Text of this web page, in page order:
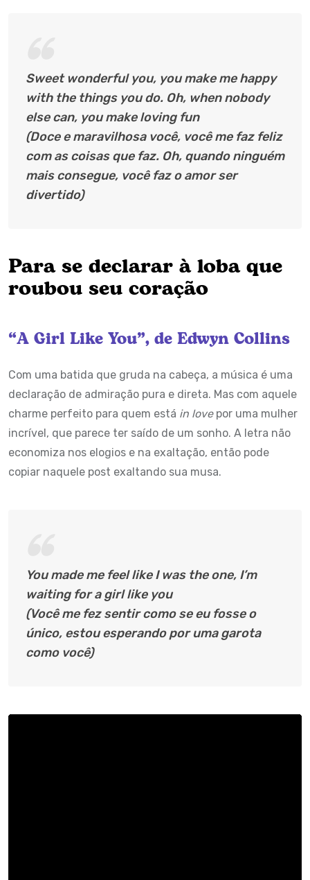
Sweet wonderful you, you make me happy
with the things you do. Oh, when nobody
else can, you make loving fun
(Doce e maravilhosa você, você me faz feliz
com as coisas que faz. Oh, quando ninguém
mais consegue, você faz o amor ser
divertido)
Para se declarar à loba que
roubou seu coração
“A Girl Like You”, de Edwyn Collins
Com uma batida que gruda na cabeça, a música é uma
declaração de admiração pura e direta. Mas com aquele
charme perfeito para quem está in lovepor uma mulher
incrível, que parece ter saído de um sonho. A letra não
economiza nos elogios e na exaltação, então pode
copiar naquele post exaltando sua musa.
You made me feel like I was the one, I’m
waiting for a girl like you
(Você me fez sentir como se eu fosse o
único, estou esperando por uma garota
como você)